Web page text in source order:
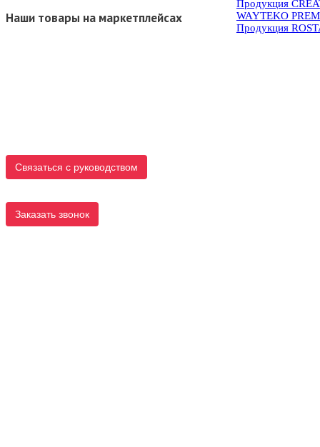
Наши товары на маркетплейсах
Связаться с руководством
Заказать звонок
Продукция
WAYTEKO
Продукция